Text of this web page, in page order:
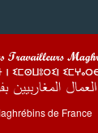
de France